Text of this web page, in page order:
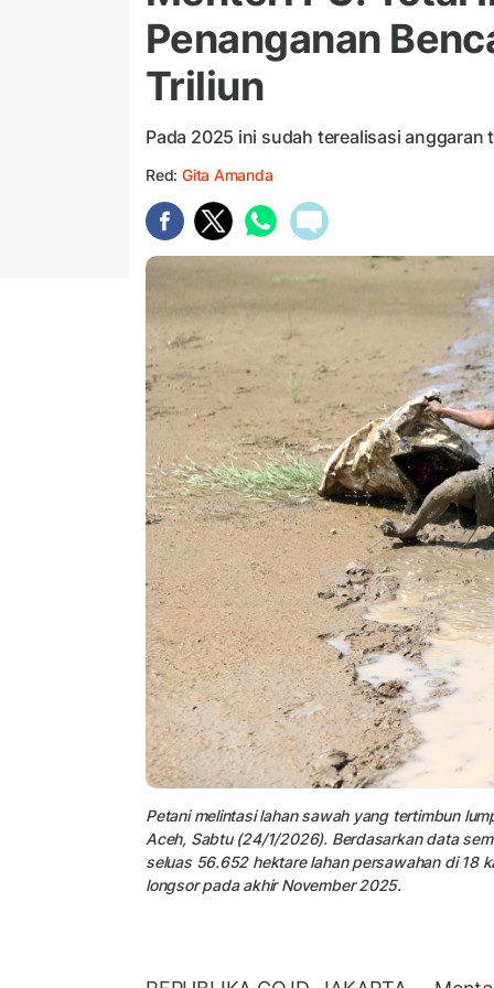
Penanganan
Triliun
Pada 2025 ini sudah terealisasi anggaran
Red: Gita Amanda
Petani melintasi lahan sawah yang tertimbun
Aceh, Sabtu (24/1/2026). Berdasarkan data
seluas 56.652 hektare lahan persawahan di 18
longsor pada akhir November 2025.